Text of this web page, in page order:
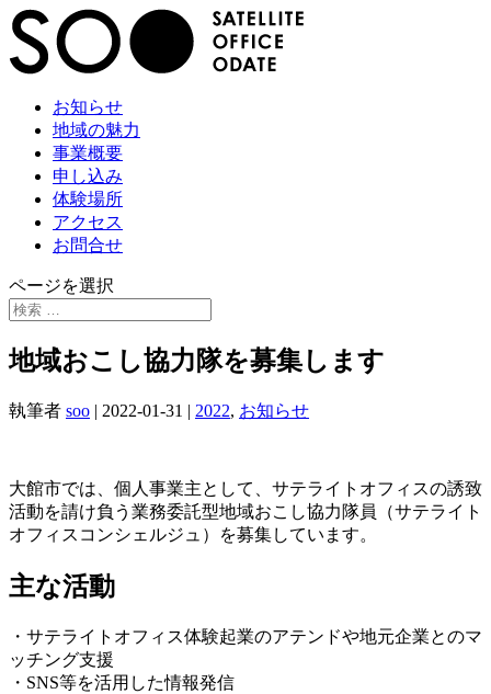
お知らせ
地域の魅力
事業概要
申し込み
体験場所
アクセス
お問合せ
ページを選択
地域おこし協力隊を募集します
執筆者 soo | 2022-01-31 | 2022, お知らせ
大館市では、個人事業主として、サテライトオフィスの誘致
活動を請け負う業務委託型地域おこし協力隊員（サテライト
オフィスコンシェルジュ）を募集しています。
主な活動
・サテライトオフィス体験起業のアテンドや地元企業とのマ
ッチング支援
・SNS等を活用した情報発信